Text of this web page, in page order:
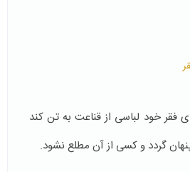
فقر خود لباسی از قناعت به تن کند
گردد و کسی از آن مطلع نشود.